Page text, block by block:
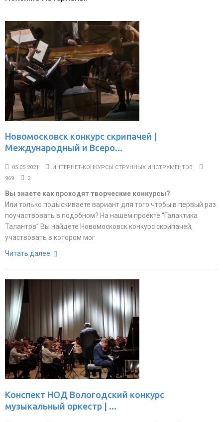
Новомосковск конкурс скрипачей |
Международный и Всеро...
05.05.2021
ИНТЕРНЕТ-КОНКУРСЫ СТРУННЫХ ИНСТРУМЕНТОВ
969
2
Вы знаете как проходят творческие конкурсы?
Или только подыскиваете вариант для того чтобы в первый раз
поучаствовать в подобном? На нашем проекте “Галактика
Талантов” Вы найдете Новомосковск конкурс скрипачей,
участвовать в котором мог
Читать далее
Конспект НОД Вологодский конкурс
музыкальный оркестр | ...